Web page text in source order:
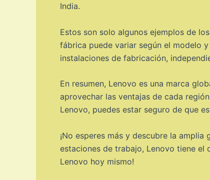
India.
Estos son solo algunos ejemplos de
fábrica puede variar según el modelo
instalaciones de fabricación,
En resumen, Lenovo es una marca
aprovechar las ventajas de cada
Lenovo, puedes estar seguro de que
¡No esperes más y descubre la
estaciones de trabajo, Lenovo tiene el
Lenovo hoy mismo!